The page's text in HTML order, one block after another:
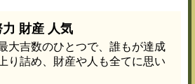
財産 人気
大吉数のひとつで、誰もが達成
り詰め、財産や人も全てに思い